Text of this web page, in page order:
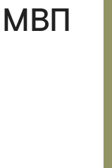
ΜΒΠ